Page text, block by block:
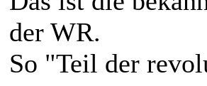
der WR.
So "Teil der